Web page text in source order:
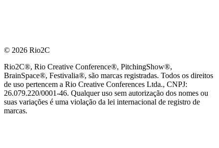
© 2026 Rio2C
Rio2C®, Rio Creative Conference®, PitchingShow®,
BrainSpace®, Festivalia®, são marcas registradas. Todos os direitos
de uso pertencem a Rio Creative Conferences Ltda., CNPJ:
26.079.220/0001-46. Qualquer uso sem autorização dos nomes ou
suas variações é uma violação da lei internacional de registro de
marcas.